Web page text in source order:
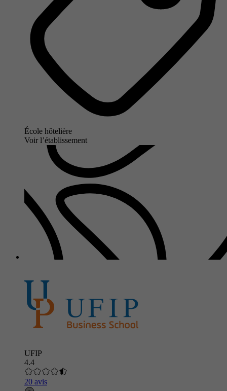
École hôtelière
Voir l’établissement
UFIP
4.4
20 avis